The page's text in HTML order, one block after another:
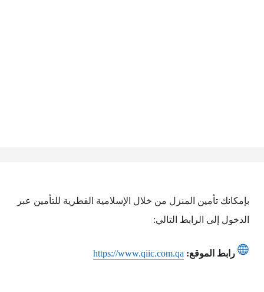
بإمكانك تأمين المنزل من خلال الإسلامية القطرية للتأمين عبر
الدخول إلى الرابط التالي:
رابط الموقع: https://www.qiic.com.qa